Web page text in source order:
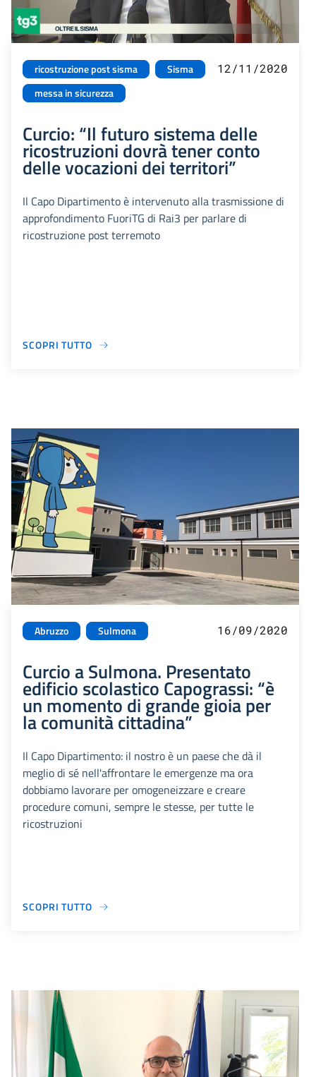
ricostruzione post sisma
Sisma
messa in sicurezza
12/11/2020
Curcio: “Il futuro sistema delle
ricostruzioni dovrà tener conto
delle vocazioni dei territori”
Il Capo Dipartimento è intervenuto alla trasmissione di
approfondimento FuoriTG di Rai3 per parlare di
ricostruzione post terremoto
SCOPRI TUTTO
Abruzzo Sulmona 16/09/2020
Curcio a Sulmona. Presentato
edificio scolastico Capograssi: “è
un momento di grande gioia per
la comunità cittadina”
Il Capo Dipartimento: il nostro è un paese che dà il
meglio di sé nell'affrontare le emergenze ma ora
dobbiamo lavorare per omogeneizzare e creare
procedure comuni, sempre le stesse, per tutte le
ricostruzioni
SCOPRI TUTTO